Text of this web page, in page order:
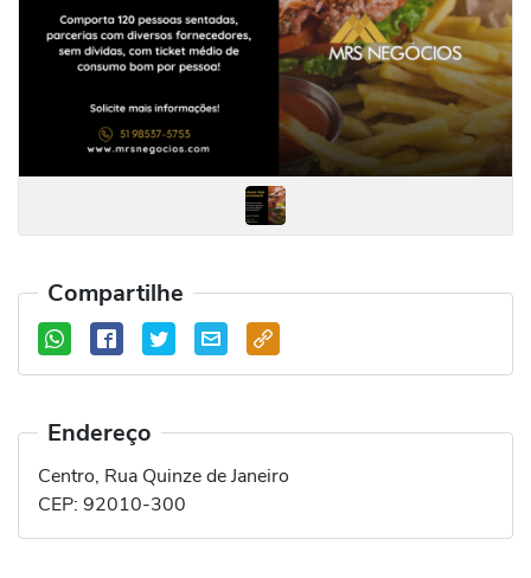
Compartilhe
Endereço
Centro, Rua Quinze de Janeiro
CEP: 92010-300